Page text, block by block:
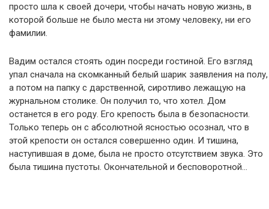
просто шла к своей дочери, чтобы начать новую жизнь, в
которой больше не было места ни этому человеку, ни его
фамилии.
Вадим остался стоять один посреди гостиной. Его взгляд
упал сначала на скомканный белый шарик заявления на полу,
а потом на папку с дарственной, сиротливо лежащую на
журнальном столике. Он получил то, что хотел. Дом
останется в его роду. Его крепость была в безопасности.
Только теперь он с абсолютной ясностью осознал, что в
этой крепости он остался совершенно один. И тишина,
наступившая в доме, была не просто отсутствием звука. Это
была тишина пустоты. Окончательной и бесповоротной…